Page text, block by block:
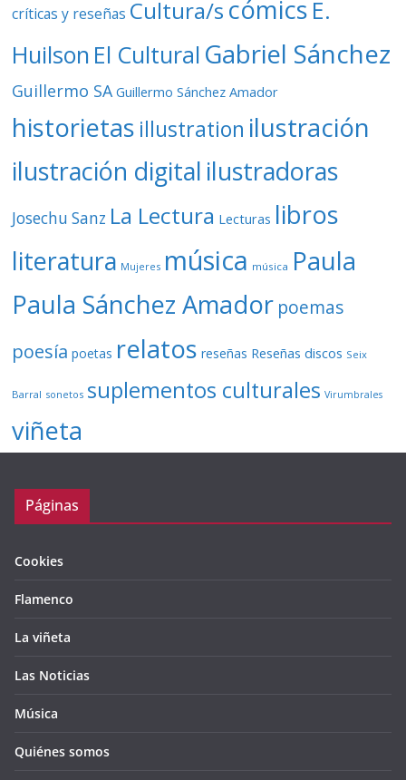
críticas y reseñas Cultura/s cómics E.
Huilson El Cultural Gabriel Sánchez
Guillermo SA Guillermo Sánchez Amador
historietas illustration ilustración
ilustración digital ilustradoras
Josechu Sanz La Lectura Lecturas libros
literatura Mujeres música música Paula
Paula Sánchez Amador poemas
poesía poetas relatos reseñas Reseñas discos Seix
Barral sonetos suplementos culturales Virumbrales
viñeta
Páginas
Cookies
Flamenco
La viñeta
Las Noticias
Música
Quiénes somos